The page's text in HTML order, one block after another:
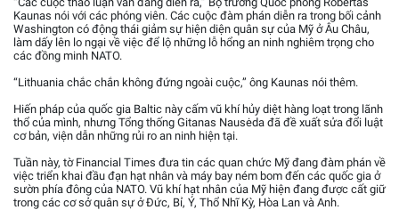
Kaunas nói với các phóng viên. Các cuộc đàm phán diễn ra trong bối cảnh
Washington có động thái giảm sự hiện diện quân sự của Mỹ ở Âu Châu,
làm dấy lên lo ngại về việc để lộ những lỗ hổng an ninh nghiêm trọng cho
các đồng minh NATO.
“Lithuania chắc chắn không đứng ngoài cuộc,” ông Kaunas nói thêm.
Hiến pháp của quốc gia Baltic này cấm vũ khí hủy diệt hàng loạt trong lãnh
thổ của mình, nhưng Tổng thống Gitanas Nausėda đã đề xuất sửa đổi luật
cơ bản, viện dẫn những rủi ro an ninh hiện tại.
Tuần này, tờ Financial Times đưa tin các quan chức Mỹ đang đàm phán về
việc triển khai đầu đạn hạt nhân và máy bay ném bom đến các quốc gia ở
sườn phía đông của NATO. Vũ khí hạt nhân của Mỹ hiện đang được cất giữ
trong các cơ sở quân sự ở Đức, Bỉ, Ý, Thổ Nhĩ Kỳ, Hòa Lan và Anh.